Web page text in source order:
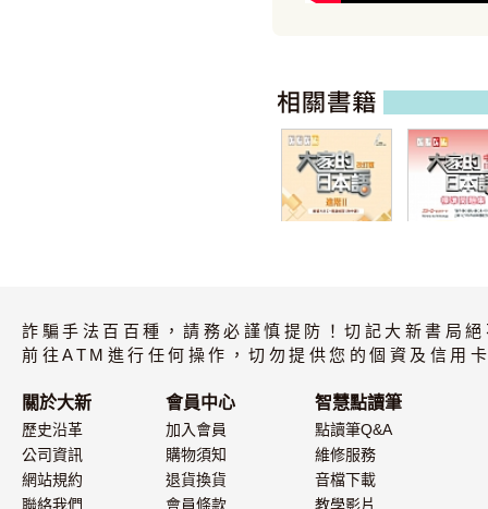
ABC・問題解答
（附中譯）
題集
詐騙手法百百種，請務必謹慎提防！切記大新書局
前往ATM進行任何操作，切勿提供您的個資及信用
關於大新
歷史沿革
公司資訊
網站規約
聯絡我們
會員中心
加入會員
購物須知
退貨換貨
會員條款
智慧點讀筆
點讀筆Q&A
維修服務
音檔下載
教學影片